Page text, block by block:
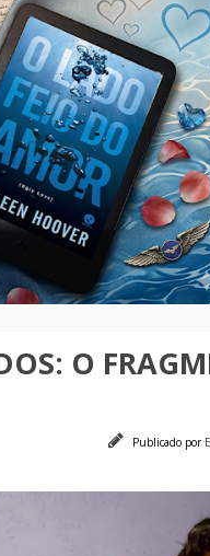
O
Publicado por